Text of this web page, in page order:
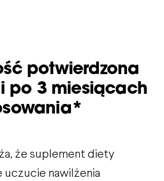
potwierdzona
po 3 miesiącach
że suplement diety
nawilżenia